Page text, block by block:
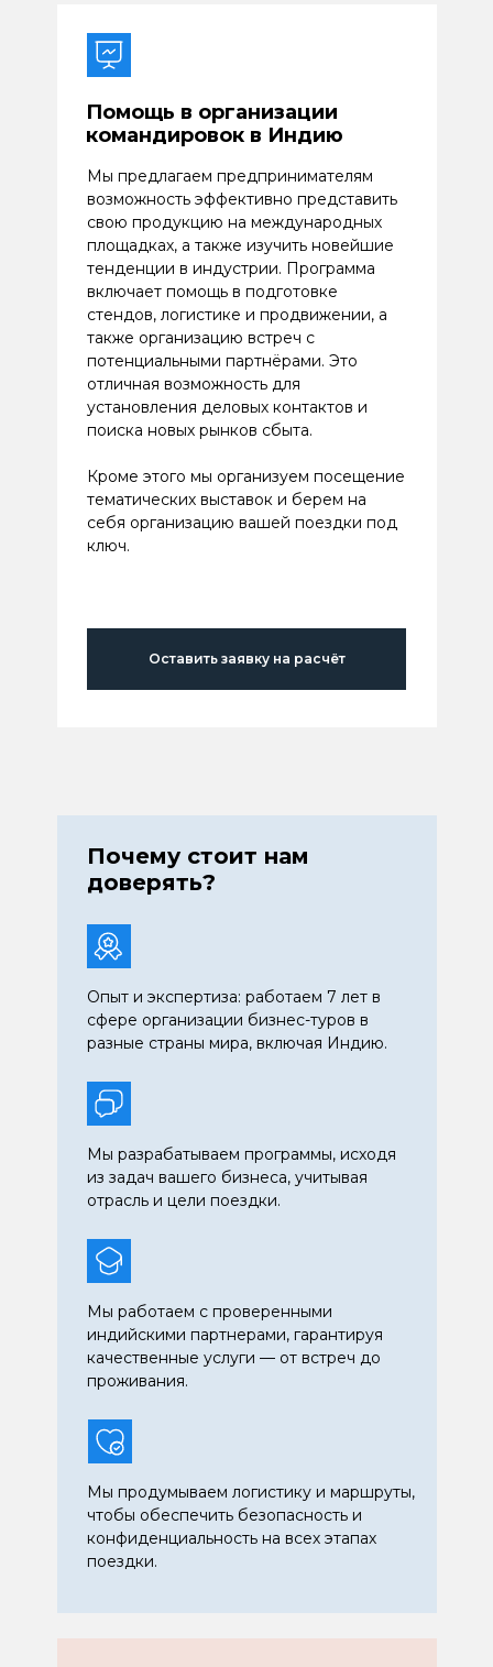
Помощь в организации
командировок в Индию
Мы предлагаем предпринимателям
возможность эффективно представить
свою продукцию на международных
площадках, а также изучить новейшие
тенденции в индустрии. Программа
включает помощь в подготовке
стендов, логистике и продвижении, а
также организацию встреч с
потенциальными партнёрами. Это
отличная возможность для
установления деловых контактов и
поиска новых рынков сбыта.
Кроме этого мы организуем посещение
тематических выставок и берем на
себя организацию вашей поездки под
ключ.
Оставить заявку на расчёт
Почему стоит нам
доверять?
Опыт и экспертиза: работаем 7 лет в
сфере организации бизнес-туров в
разные страны мира, включая Индию.
Мы разрабатываем программы, исходя
из задач вашего бизнеса, учитывая
отрасль и цели поездки.
Мы работаем с проверенными
индийскими партнерами, гарантируя
качественные услуги — от встреч до
проживания.
Мы продумываем логистику и маршруты,
чтобы обеспечить безопасность и
конфиденциальность на всех этапах
поездки.